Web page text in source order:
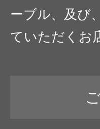
ーブル、及び
ていただくお